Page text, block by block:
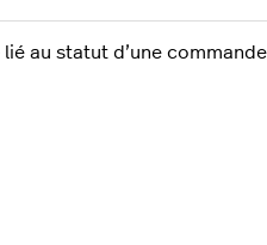
lié au statut d’une commande